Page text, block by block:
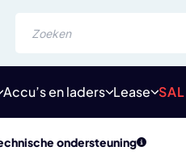
Accu’s en laders Lease
ondersteuning